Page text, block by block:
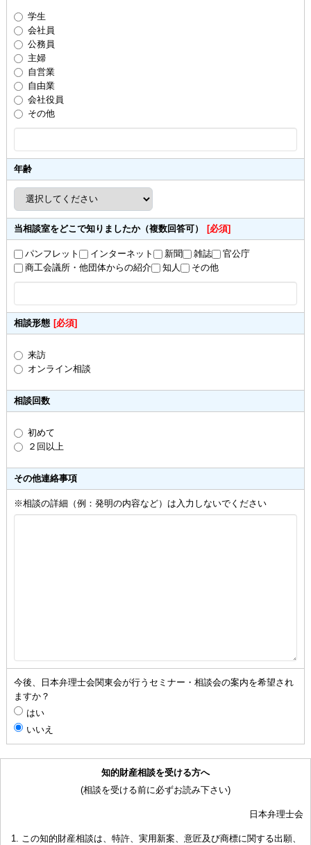
学生
会社員
公務員
主婦
自営業
自由業
会社役員
その他
年齢
当相談室をどこで知りましたか（複数回答可） [必須]
パンフレット インターネット 新聞 雑誌
官公庁
商工会議所・他団体からの紹介
知人 その他
相談形態 [必須]
来訪
オンライン相談
相談回数
初めて
２回以上
その他連絡事項
※相談の詳細（例：発明の内容など）は入力しないでください
今後、日本弁理士会関東会が行うセミナー・相談会の案内を希望され
ますか？
はい
いいえ
知的財産相談を受ける方へ
(相談を受ける前に必ずお読み下さい)
日本弁理士会
この知的財産相談は、特許、実用新案、意匠及び商標に関する出願、